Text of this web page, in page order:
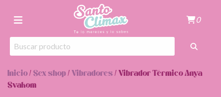
0
Inicio/Sex shop/Vibradores/ Vibrador Térmico Anya
Svakom